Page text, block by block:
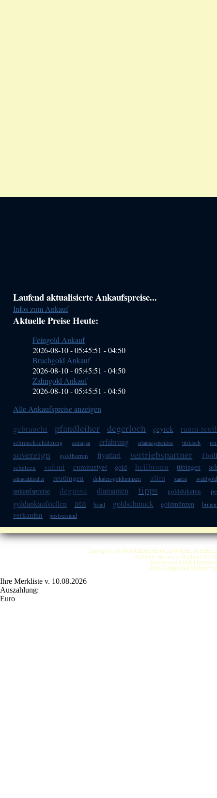
Haupt-
Sidebar
(Primary)
Laufend aktualisierte Ankaufspreise...
Infos zum Ankauf
Aktuelle Preise Heute:
Feingold Ankauf
2026-08-10 - 05:45:51 -04:50
Bruchgold Ankauf
2026-08-10 - 05:45:51 -04:50
Zahngold Ankauf
2026-08-10 - 05:45:51 -04:50
Alle Ankaufspreise anzeigen
gebraucht pfandleiher degerloch çeyrek raum-
schmuckschätzung esslingen erfahrung erfahrungsberichte türkisch
sovereign goldbarren fiyatlari vertriebspartner
schätzen satimi cumhuriyet gold heilbronn tübingen
schmuckhändler reutlingen dukaten-goldmünzen alim kaufen weißgold
ankaufspreise degussa diamanten tipps golddukaten
goldankaufstellen ata braut goldschmuck goldmünzen
verkaufen postversand
Copyright © by ANKA
So finden Sie uns in Stuttgart:
Impressum| AGB|
Anka Goldankauf Stuttgart
Ihre Merkliste v. 10.08.2026
Auszahlung:
Euro